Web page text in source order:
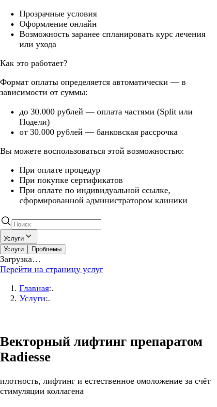
Прозрачные условия
Оформление онлайн
Возможность заранее спланировать курс лечения
или ухода
Как это работает?
Формат оплаты определяется автоматически — в
зависимости от суммы:
до 30.000 рублей — оплата частями (Split или
Подели)
от 30.000 рублей — банковская рассрочка
Вы можете воспользоваться этой возможностью:
При оплате процедур
При покупке сертификатов
При оплате по индивидуальной ссылке,
сформированной администратором клиники
Услуги
Услуги
Проблемы
Загрузка…
Перейти на страницу услуг
Главная:.
Услуги:.
Векторный лифтинг препаратом
Radiesse
плотность, лифтинг и естественное омоложение за счёт
стимуляции коллагена